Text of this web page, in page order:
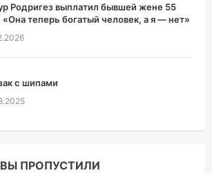
Родригез выплатил бывшей жене 55
теперь богатый человек, а я — нет»
с шипами
ПРОПУСТИЛИ